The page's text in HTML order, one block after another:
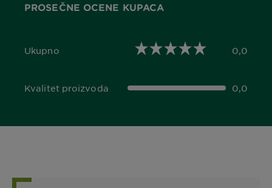
PROSEČNE OCENE KUPACA
Ukupno
0,0 out of 5 stars 0,0
Kvalitet proizvoda
0,0 out of 5 stars 0,0